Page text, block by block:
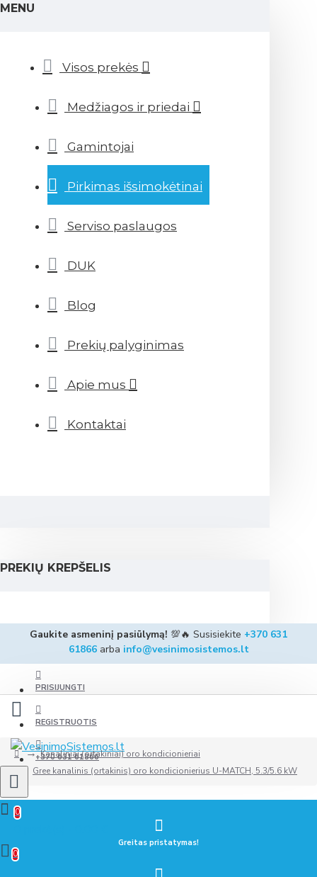
MENU
Visos prekės
Medžiagos ir priedai
Gamintojai
Pirkimas išsimokėtinai
Serviso paslaugos
DUK
Blog
Prekių palyginimas
Apie mus
Kontaktai
PREKIŲ KREPŠELIS
Gaukite asmeninį pasiūlymą! 💯🔥 Susisiekite +370 631
61866arba info@vesinimosistemos.lt
PRISIJUNGTI
REGISTRUOTIS
+370 631 61866
0
0
Kanaliniai (ortakiniai) oro kondicionieriai
Gree kanalinis (ortakinis) oro kondicionierius U-MATCH, 5.3/5.6 kW
Greitas pristatymas!